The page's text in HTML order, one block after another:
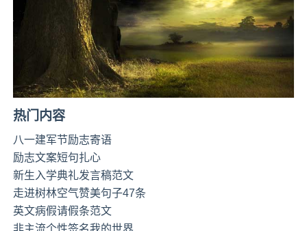
热门内容
八一建军节励志寄语
励志文案短句扎心
新生入学典礼发言稿范文
走进树林空气赞美句子47条
英文病假请假条范文
非主流个性签名我的世界